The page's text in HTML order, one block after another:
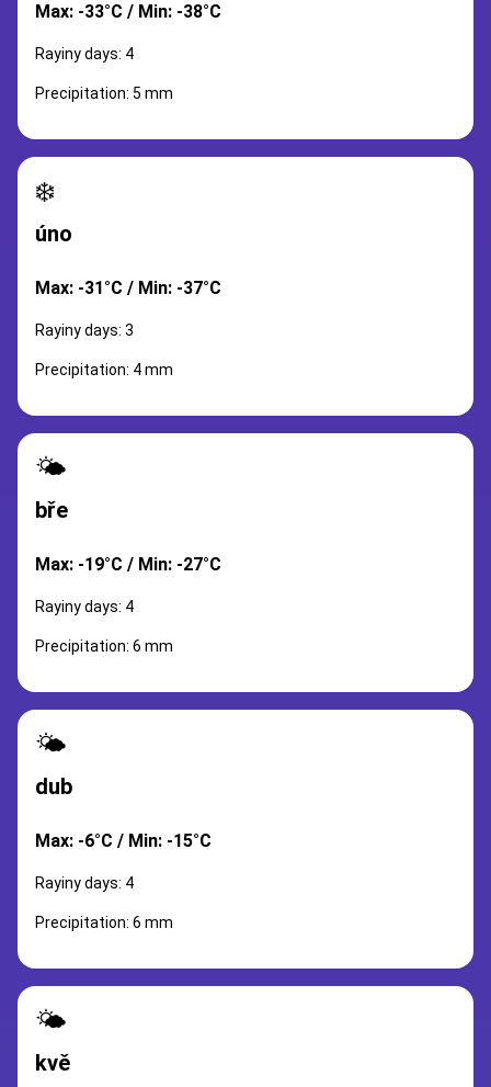
Max: -33°C / Min: -38°C
Rayiny days: 4
Precipitation: 5 mm
❄️
úno
Max: -31°C / Min: -37°C
Rayiny days: 3
Precipitation: 4 mm
🌤️
bře
Max: -19°C / Min: -27°C
Rayiny days: 4
Precipitation: 6 mm
🌤️
dub
Max: -6°C / Min: -15°C
Rayiny days: 4
Precipitation: 6 mm
🌤️
kvě